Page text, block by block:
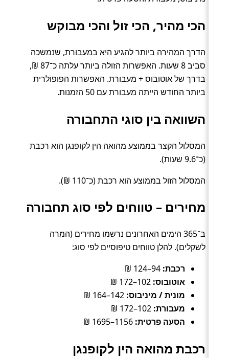
הכי מהיר, הכי זול והכי מבוקש
הדרך המהירה ביותר להגיע היא במעבורת, שנמשכה
סביב 8 שעות. האפשרות הזולה ביותר עלתה כ־87 ₪,
בדרך של אוטובוס + מעבורת. האפשרות הפופולרית
ביותר החודש הייתה מעבורת עם 50 הזמנות.
השוואה בין סוגי התחבורה
המסלול הקצר בממוצע מהואה הין לקופנגן הוא רכבת
(כ־9.6 שעות).
המסלול הזול בממוצע הוא רכבת (כ־110 ₪).
מחירים – טווחים לפי סוג תחבורה
ב־365 הימים האחרונים נרשמו מחירים (המרה
לשקלים). להלן טווחים טיפוסיים לפי סוג:
רכבת:
אוטובוס:
מונית / מיניבוס:
מעבורת:
הסעה פרטית:
רכבת מהואה הין לקופנגן